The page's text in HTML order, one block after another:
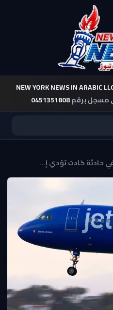
NEW YORK NEWS IN ARABIC
مسجل برقم0451351808
حادثة كادت تؤدي إ...